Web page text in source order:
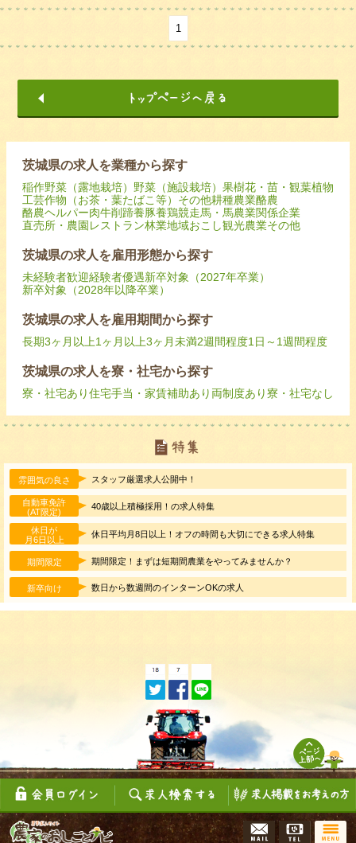
1
茨城県の求人を業種から探す
稲作野菜（露地栽培） 野菜（施設栽培） 果樹花・苗・観葉植物
工芸作物（お茶・葉たばこ等） その他耕種農業酪農
酪農ヘルパー肉牛削蹄養豚養鶏競走馬・馬農業関係企業
直売所・農園レストラン林業地域おこし観光農業その他
茨城県の求人を雇用形態から探す
未経験者歓迎経験者優遇新卒対象（2027年卒業）
新卒対象（2028年以降卒業）
茨城県の求人を雇用期間から探す
長期3ヶ月以上1ヶ月以上3ヶ月未満2週間程度1日～1週間程度
茨城県の求人を寮・社宅から探す
寮・社宅あり住宅手当・家賃補助あり 両制度あり寮・社宅なし
雰囲気の良さ スタッフ厳選求人公開中！
自動車免許
(AT限定)
40歳以上積極採用！の求人特集
休日が
月6日以上
休日平均月8日以上！オフの時間も大切にできる求人特集
期間限定 期間限定！まずは短期間農業をやってみませんか？
新卒向け 数日から数週間のインターンOKの求人